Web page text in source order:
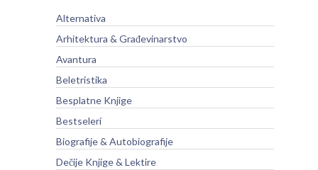
Alternativa
Arhitektura & Građevinarstvo
Avantura
Beletristika
Besplatne Knjige
Bestseleri
Biografije & Autobiografije
Dečije Knjige & Lektire